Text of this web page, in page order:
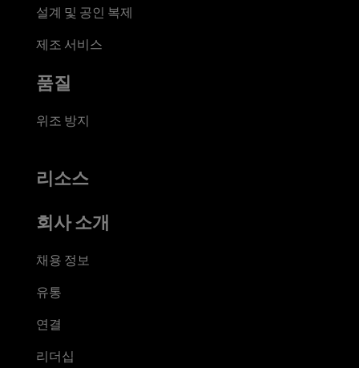
설계 및 공인 복제
제조 서비스
품질
위조 방지
리소스
회사 소개
채용 정보
유통
연결
리더십